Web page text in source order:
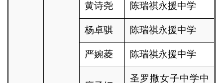
黄诗尧 陈瑞祺永援中学
杨卓骐 陈瑞祺永援中学
严婉菱 陈瑞祺永援中学
圣罗撒女子中学中